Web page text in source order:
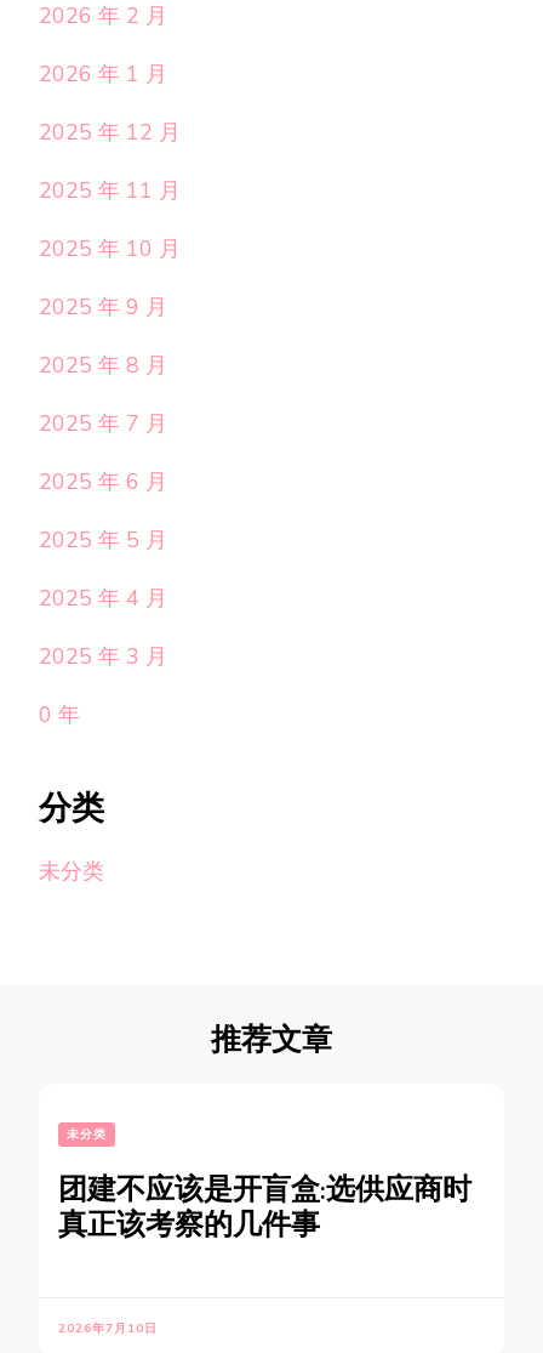
2026 年 2 月
2026 年 1 月
2025 年 12 月
2025 年 11 月
2025 年 10 月
2025 年 9 月
2025 年 8 月
2025 年 7 月
2025 年 6 月
2025 年 5 月
2025 年 4 月
2025 年 3 月
0 年
分类
未分类
推荐文章
未分类
团建不应该是开盲盒:选供应商时
真正该考察的几件事
2026年7月10日